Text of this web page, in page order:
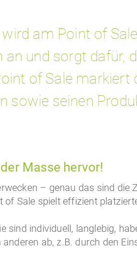
am Point of
an und sorgt dafür,
of Sale
sowie seinen
Masse hervor!
– genau das sind die
Sale spielt effizient
sind individuell, langlebig,
ab, z.B. durch den